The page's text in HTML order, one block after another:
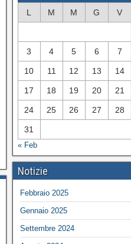
L M M G V
3 4 5 6 7
10 11 12 13 14
17 18 19 20 21
24 25 26 27 28
31
« Feb
Notizie
Febbraio 2025
Gennaio 2025
Settembre 2024